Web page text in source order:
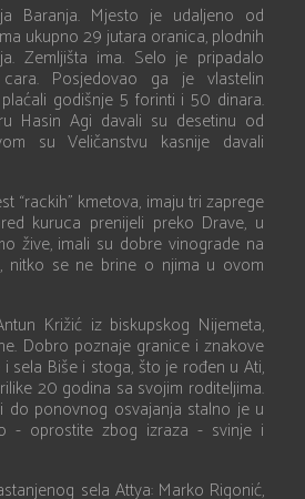
Baranja. Mjesto je udaljeno od
ukupno 29 jutara oranica, plodnih
Zemljišta ima. Selo je pripadalo
Posjedovao ga je vlastelin
godišnje 5 forinti i 50 dinara.
Hasin Agi davali su desetinu od
su Veličanstvu kasnije davali
“rackih” kmetova, imaju tri zaprege
kuruca prenijeli preko Drave, u
žive, imali su dobre vinograde na
nitko se ne brine o njima u ovom
Križić iz biskupskog Nijemeta,
Dobro poznaje granice i znakove
sela Biše i stoga, što je rođen u Ati,
20 godina sa svojim roditeljima.
do ponovnog osvajanja stalno je u
- oprostite zbog izraza - svinje i
sela Attya: Marko Rigonić,